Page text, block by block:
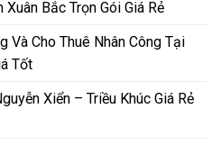
Xuân Bắc Trọn Gói Giá Rẻ
Và Cho Thuê Nhân Công Tại
Tốt
Xiển – Triều Khúc Giá Rẻ